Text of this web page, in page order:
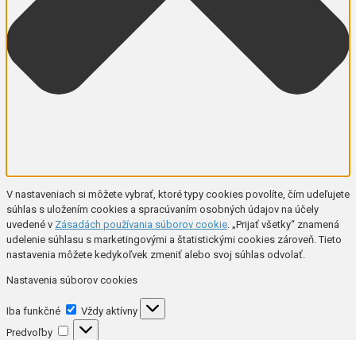
V nastaveniach si môžete vybrať, ktoré typy cookies povolíte, čím udeľujete
súhlas s uložením cookies a spracúvaním osobných údajov na účely
uvedené v Zásadách používania súborov cookie. „Prijať všetky“ znamená
udelenie súhlasu s marketingovými a štatistickými cookies zároveň. Tieto
nastavenia môžete kedykoľvek zmeniť alebo svoj súhlas odvolať.
Nastavenia súborov cookies
Iba funkčné
Iba
funkčné
Vždy aktívny
Predvoľby
Predvoľby